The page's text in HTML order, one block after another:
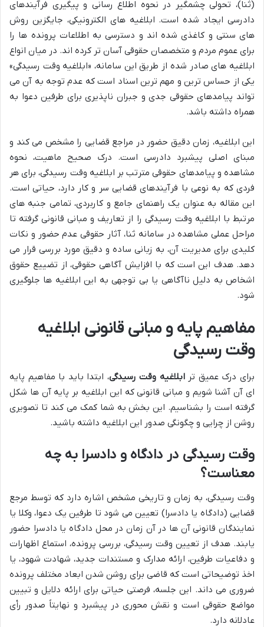
(ثنا)، تحولی چشمگیر در نحوه اطلاع رسانی و پیگیری فرآیندهای
دادرسی ایجاد شده است. ابلاغیه های الکترونیکی، جایگزین روش
های سنتی و کاغذی شده اند و دسترسی به اطلاعات پرونده ها را
برای عموم مردم و متخصصان حقوقی آسان تر کرده اند. در میان انواع
ابلاغیه های صادر شده از طریق این سامانه، «ابلاغیه وقت رسیدگی»
یکی از حساس ترین و مهم ترین اسناد است که عدم توجه به آن می
تواند پیامدهای حقوقی جدی و جبران ناپذیری برای طرفین دعوا به
همراه داشته باشد.
این ابلاغیه، زمان دقیق حضور در مراجع قضایی را مشخص می کند و
مبنای اصلی پیشبرد دادرسی است. درک صحیح ماهیت، نحوه
مشاهده و پیامدهای حقوقی مترتب بر ابلاغیه وقت رسیدگی، برای هر
فردی که به نوعی با فرآیندهای قضایی سر و کار دارد، حیاتی است.
این مقاله به عنوان یک راهنمای جامع و کاربردی، تمامی جنبه های
مرتبط با ابلاغیه وقت رسیدگی را از تعاریف و مبانی قانونی گرفته تا
مراحل عملی مشاهده در سامانه ثنا، آثار حقوقی عدم حضور و نکات
کلیدی برای مدیریت آن، به زبانی ساده و دقیق مورد بررسی قرار می
دهد. هدف این است که با افزایش آگاهی حقوقی، از تضییع حقوق
اشخاص به دلیل ناآگاهی یا بی توجهی به این ابلاغیه ها جلوگیری
شود.
مفاهیم پایه و مبانی قانونی ابلاغیه
وقت رسیدگی
برای درک عمیق ترابلاغیه وقت رسیدگی، ابتدا باید با مفاهیم پایه
ای آن آشنا شویم و مبانی قانونی که این ابلاغیه بر پایه آن ها شکل
گرفته است را بشناسیم. این بخش به شما کمک می کند تا تصویری
روشن از چرایی و چگونگی صدور این ابلاغیه داشته باشید.
وقت رسیدگی در دادگاه و دادسرا به چه
معناست؟
وقت رسیدگی، به زمان و تاریخی مشخص اشاره دارد که توسط مرجع
قضایی (دادگاه یا دادسرا) تعیین می شود تا طرفین یک دعوا، وکلا یا
نمایندگان قانونی آن ها در آن زمان در محل دادگاه یا دادسرا حضور
یابند. هدف از تعیین وقت رسیدگی، بررسی پرونده، استماع اظهارات
و دفاعیات طرفین، ارائه مدارک و مستندات جدید، شهادت شهود، یا
اخذ توضیحاتی است که قاضی برای روشن شدن ابعاد مختلف پرونده
ضروری می داند. این جلسه، فرصتی حیاتی برای ارائه دلایل و تبیین
مواضع حقوقی است و نقش محوری در پیشبرد و نهایتاً صدور رأی
عادلانه دارد.